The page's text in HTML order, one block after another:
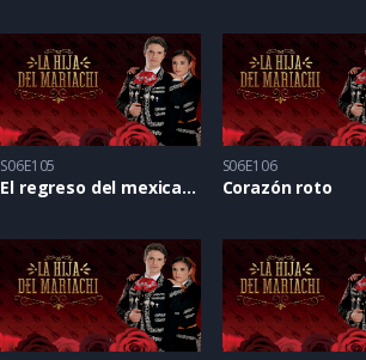
S06E105
El regreso del mexicano
S06E106
Corazón roto